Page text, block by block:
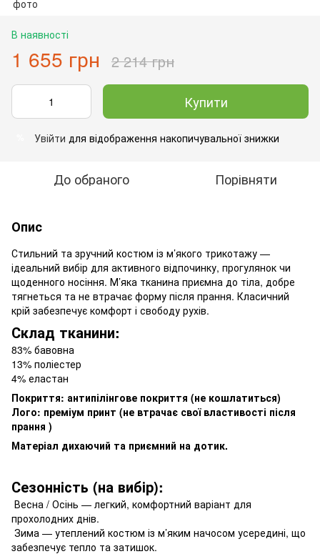
В наявності
1 655 грн 2 214 грн
Купити
Увійти для відображення накопичувальної знижки
До обраного Порівняти
Опис
Стильний та зручний костюм із м’якого трикотажу —
ідеальний вибір для активного відпочинку, прогулянок чи
щоденного носіння. М’яка тканина приємна до тіла, добре
тягнеться та не втрачає форму після прання. Класичний
крій забезпечує комфорт і свободу рухів.
Склад тканини:
83% бавовна
13% поліестер
4% еластан
Покриття: антипілінгове покриття (не кошлатиться)
Лого: преміум принт (не втрачає свої властивості після
прання )
Матеріал дихаючий та приємний на дотик.
Сезонність (на вибір):
Весна / Осінь — легкий, комфортний варіант для
прохолодних днів.
Зима — утеплений костюм із м’яким начосом усередині, що
забезпечує тепло та затишок.